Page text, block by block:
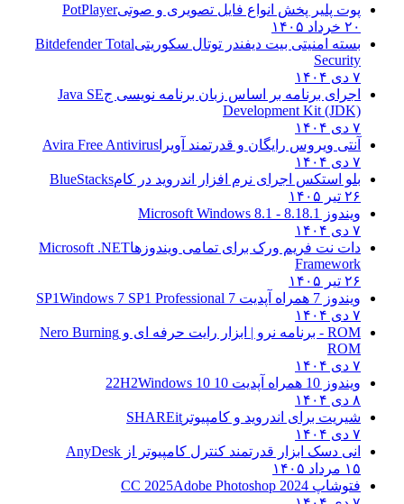
پوت پلیر پخش انواع فایل تصویری و صوتیPotPlayer
۲۰ خرداد ۱۴۰۵
بسته امنیتی بیت دیفندر توتال سکوریتیBitdefender Total
Security
اجرای برنامه بر اساس زبان برنامه نویسی ج Java SE
Development Kit (JDK)
آنتی ویروس رایگان و قدرتمند آویراAvira Free Antivirus
بلو استکس اجرای نرم افزار اندروید در کامBlueStacks
۲۶ تیر ۱۴۰۵
ویندوز 8.18.1 - Microsoft Windows 8.1
دات نت فریم ورک برای تمامی ویندوزهاMicrosoft .NET
Framework
۲۶ تیر ۱۴۰۵
ویندوز 7 همراه آپدیت 7 SP1
Windows 7 SP1 Professional
ROM - برنامه نرو | ابزار رایت حرفه ای و
Nero Burning
ROM
ویندوز 10 همراه آپدیت 10 22H2
Windows 10
شیریت برای اندروید و کامپیوترSHAREit
انی دسک ابزار قدرتمند کنترل کامپیوتر ازAnyDesk
۱۵ مرداد ۱۴۰۵
فتوشاپ CC 2025Adobe Photoshop 2024